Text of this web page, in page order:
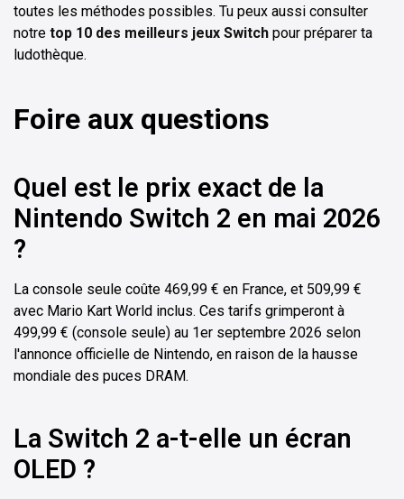
toutes les méthodes possibles. Tu peux aussi consulter
notre top 10 des meilleurs jeux Switch pour préparer ta
ludothèque.
Foire aux questions
Quel est le prix exact de la
Nintendo Switch 2 en mai 2026
?
La console seule coûte 469,99 € en France, et 509,99 €
avec Mario Kart World inclus. Ces tarifs grimperont à
499,99 € (console seule) au 1er septembre 2026 selon
l'annonce officielle de Nintendo, en raison de la hausse
mondiale des puces DRAM.
La Switch 2 a-t-elle un écran
OLED ?